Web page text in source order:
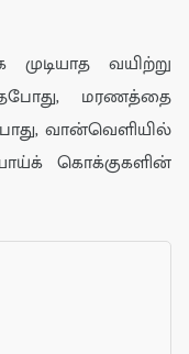
வயிற்று
போது, மரணத்தை
, வான்வெளியில்
கொக்குகளின்